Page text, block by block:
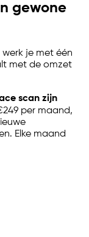
gewone
je met één
met de omzet
scan zijn
per maand,
Elke maand